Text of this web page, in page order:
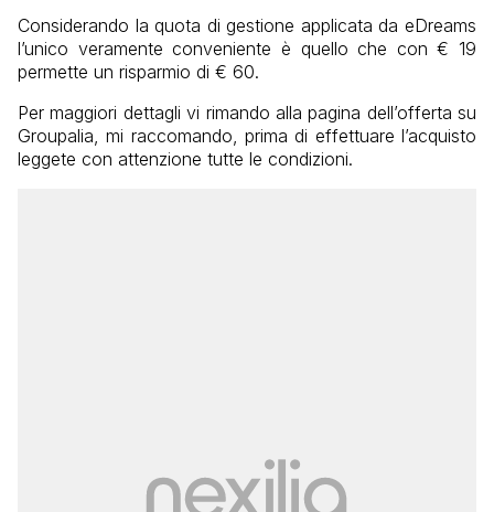
Considerando la quota di gestione applicata da eDreams
l’unico veramente conveniente è quello che con € 19
permette un risparmio di € 60.
Per maggiori dettagli vi rimando alla pagina dell’offerta su
Groupalia, mi raccomando, prima di effettuare l’acquisto
leggete con attenzione tutte le condizioni.